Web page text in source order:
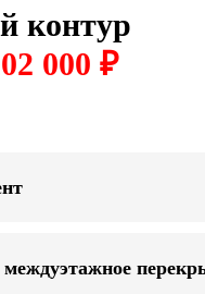
контур
000 ₽